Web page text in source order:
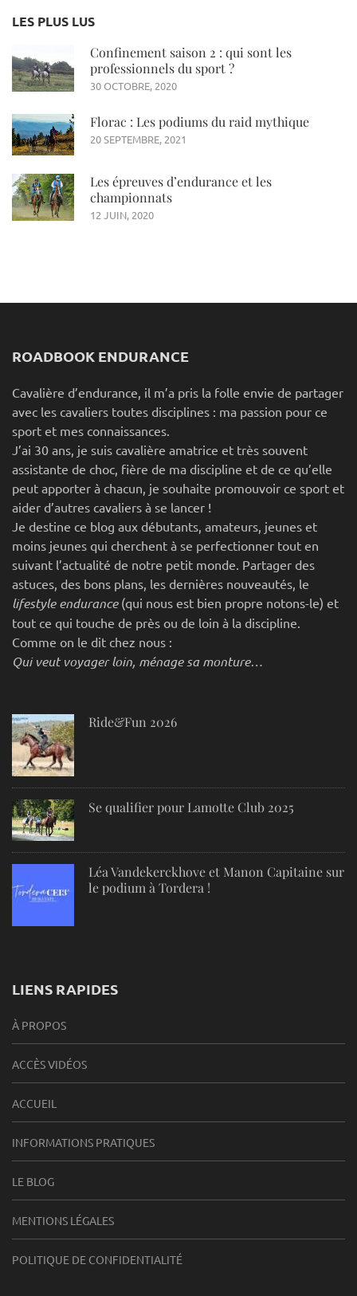
LES PLUS LUS
Confinement saison 2 : qui sont les
professionnels du sport ?
30 OCTOBRE, 2020
Florac : Les podiums du raid mythique
20 SEPTEMBRE, 2021
Les épreuves d’endurance et les
championnats
12 JUIN, 2020
ROADBOOK ENDURANCE
Cavalière d’endurance, il m’a pris la folle envie de partager
avec les cavaliers toutes disciplines : ma passion pour ce
sport et mes connaissances.
J’ai 30 ans, je suis cavalière amatrice et très souvent
assistante de choc, fière de ma discipline et de ce qu’elle
peut apporter à chacun, je souhaite promouvoir ce sport et
aider d’autres cavaliers à se lancer !
Je destine ce blog aux débutants, amateurs, jeunes et
moins jeunes qui cherchent à se perfectionner tout en
suivant l’actualité de notre petit monde. Partager des
astuces, des bons plans, les dernières nouveautés, le
lifestyle endurance(qui nous est bien propre notons-le) et
tout ce qui touche de près ou de loin à la discipline.
Comme on le dit chez nous :
Qui veut voyager loin, ménage sa monture…
Ride&Fun 2026
Se qualifier pour Lamotte Club 2025
Léa Vandekerckhove et Manon Capitaine sur
le podium à Tordera !
LIENS RAPIDES
À PROPOS
ACCÈS VIDÉOS
ACCUEIL
INFORMATIONS PRATIQUES
LE BLOG
MENTIONS LÉGALES
POLITIQUE DE CONFIDENTIALITÉ